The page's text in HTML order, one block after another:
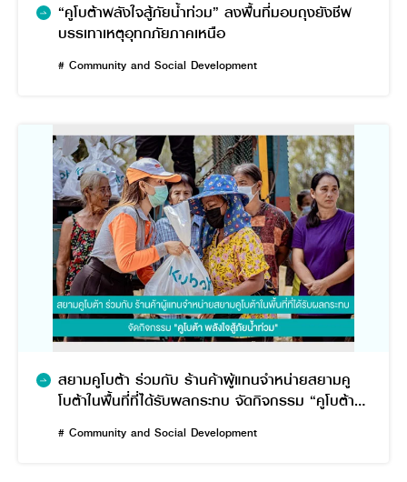
“คูโบต้าพลังใจสู้ภัยน้ำท่วม” ลงพื้นที่มอบถุงยังชีพ
บรรเทาเหตุอุทกภัยภาคเหนือ
# Community and Social Development
สยามคูโบต้า ร่วมกับ ร้านค้าผู้แทนจำหน่ายสยามคู
โบต้าในพื้นที่ที่ได้รับผลกระทบ จัดกิจกรรม “คูโบต้า
# Community and Social Development